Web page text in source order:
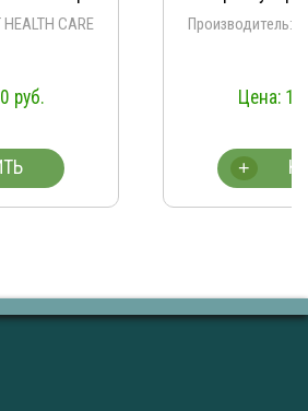
CARE
руб.
Производитель:
+